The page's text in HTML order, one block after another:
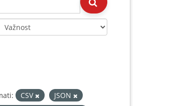
CSV
JSON